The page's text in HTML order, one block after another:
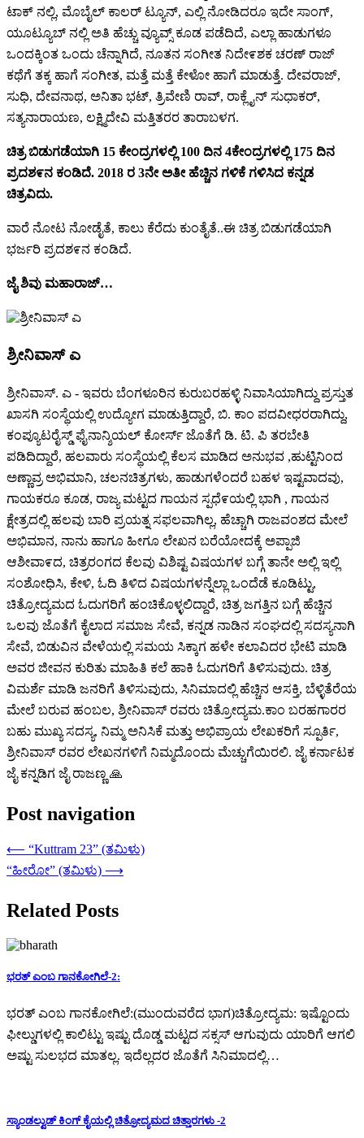
ಟಾಕ್ ನಲ್ಲಿ, ಮೊಬೈಲ್ ಕಾಲರ್ ಟ್ಯೂನ್, ಎಲ್ಲಿ ನೋಡಿದರೂ ಇದೇ ಸಾಂಗ್,
ಯೂಟ್ಯೂಬ್ ನಲ್ಲಿ ಅತಿ ಹೆಚ್ಚು ವ್ಯೂವ್ಸ್ ಕೂಡ ಪಡೆದಿದೆ, ಎಲ್ಲಾ ಹಾಡುಗಳೂ
ಒಂದಕ್ಕಿಂತ ಒಂದು ಚೆನ್ನಾಗಿದೆ, ನೂತನ ಸಂಗೀತ ನಿದೇ೯ಶಕ ಚರಣ್ ರಾಜ್
ಕಥೆಗೆ ತಕ್ಕ ಹಾಗೆ ಸಂಗೀತ, ಮತ್ತೆ ಮತ್ತೆ ಕೇಳೋ ಹಾಗೆ ಮಾಡುತ್ತೆ. ದೇವರಾಜ್,
ಸುಧಿ, ದೇವನಾಥ, ಅನಿತಾ ಭಟ್, ತ್ರಿವೇಣಿ ರಾವ್, ರಾಕ್ಲೈನ್ ಸುಧಾಕರ್,
ಸತ್ಯನಾರಾಯಣ, ಲಕ್ಷ್ಮಿದೇವಿ ಮತ್ತಿತರರ ತಾರಾಬಳಗ.
ಚಿತ್ರ ಬಿಡುಗಡೆಯಾಗಿ 15 ಕೇಂದ್ರಗಳಲ್ಲಿ 100 ದಿನ 4ಕೇಂದ್ರಗಳಲ್ಲಿ 175 ದಿನ
ಪ್ರದಶ೯ನ ಕಂಡಿದೆ. 2018 ರ 3ನೇ ಅತೀ ಹೆಚ್ಚಿನ ಗಳಿಕೆ ಗಳಿಸಿದ ಕನ್ನಡ
ಚಿತ್ರವಿದು.
ವಾರೆ ನೋಟ ನೋಡೈತೆ, ಕಾಲು ಕೆರೆದು ಕುಂತೈತೆ..ಈ ಚಿತ್ರ ಬಿಡುಗಡೆಯಾಗಿ
ಭರ್ಜರಿ ಪ್ರದಶ೯ನ ಕಂಡಿದೆ.
ಜೈ ಶಿವು ಮಹಾರಾಜ್…
ಶ್ರೀನಿವಾಸ್ ಎ
ಶ್ರೀನಿವಾಸ್. ಎ - ಇವರು ಬೆಂಗಳೂರಿನ ಕುರುಬರಹಳ್ಳಿ ನಿವಾಸಿಯಾಗಿದ್ದು ಪ್ರಸ್ತುತ
ಖಾಸಗಿ ಸಂಸ್ಥೆಯಲ್ಲಿ ಉದ್ಯೋಗ ಮಾಡುತ್ತಿದ್ದಾರೆ, ಬಿ. ಕಾಂ ಪದವೀಧರರಾಗಿದ್ದು,
ಕಂಪ್ಯೂಟರೈಸ್ಡ್ ಫೈನಾನ್ಶಿಯಲ್ ಕೋರ್ಸ್ ಜೊತೆಗೆ ಡಿ. ಟಿ. ಪಿ ತರಬೇತಿ
ಪಡಿದಿದ್ದಾರೆ, ಹಲವಾರು ಸಂಸ್ಥೆಯಲ್ಲಿ ಕೆಲಸ ಮಾಡಿದ ಅನುಭವ ,ಹುಟ್ಟಿನಿಂದ
ಅಣ್ಣಾವ್ರ ಅಭಿಮಾನಿ, ಚಲನಚಿತ್ರಗಳು, ಹಾಡುಗಳೆಂದರೆ ಬಹಳ ಇಷ್ಟವಾದವು,
ಗಾಯಕರೂ ಕೂಡ, ರಾಜ್ಯ ಮಟ್ಟದ ಗಾಯನ ಸ್ಪಧೆ೯ಯಲ್ಲಿ ಭಾಗಿ , ಗಾಯನ
ಕ್ಷೇತ್ರದಲ್ಲಿ ಹಲವು ಬಾರಿ ಪ್ರಯತ್ನ ಸಫಲವಾಗಿಲ್ಲ, ಹೆಚ್ಚಾಗಿ ರಾಜವಂಶದ ಮೇಲೆ
ಅಭಿಮಾನ, ನಾನು ಹಾಗೂ ಹೀಗೂ ಲೇಖನ ಬರೆಯೋದಕ್ಕೆ ಅಪ್ಪಾಜಿ
ಆಶೀವಾ೯ದ, ಚಿತ್ರರಂಗದ ಕೆಲವು ವಿಶಿಷ್ಟ ವಿಷಯಗಳ ಬಗ್ಗೆ ತಾನೇ ಅಲ್ಲಿ ಇಲ್ಲಿ
ಸಂಶೋಧಿಸಿ, ಕೇಳಿ, ಓದಿ ತಿಳಿದ ವಿಷಯಗಳನ್ನೆಲ್ಲಾ ಒಂದೆಡೆ ಕೂಡಿಟ್ಟು,
ಚಿತ್ರೋದ್ಯಮದ ಓದುಗರಿಗೆ ಹಂಚಿಕೊಳ್ಳಲಿದ್ದಾರೆ, ಚಿತ್ರ ಜಗತ್ತಿನ ಬಗ್ಗೆ ಹೆಚ್ಚಿನ
ಒಲವು ಜೊತೆಗೆ ಕೈಲಾದ ಸಮಾಜ ಸೇವೆ, ಕನ್ನಡ ನಾಡಿನ ಸಂಘದಲ್ಲಿ ಸದಸ್ಯನಾಗಿ
ಸೇವೆ, ಬಿಡುವಿನ ವೇಳೆಯಲ್ಲಿ ಸಮಯ ಸಿಕ್ಕಾಗ ಹಳೇ ಕಲಾವಿದರ ಭೇಟಿ ಮಾಡಿ
ಅವರ ಜೀವನ ಕುರಿತು ಮಾಹಿತಿ ಕಲೆ ಹಾಕಿ ಓದುಗರಿಗೆ ತಿಳಿಸುವುದು. ಚಿತ್ರ
ವಿಮರ್ಶೆ ಮಾಡಿ ಜನರಿಗೆ ತಿಳಿಸುವುದು, ಸಿನಿಮಾದಲ್ಲಿ ಹೆಚ್ಚಿನ ಆಸಕ್ತಿ, ಬೆಳ್ಳಿತೆರೆಯ
ಮೇಲೆ ಬರುವ ಹಂಬಲ, ಶ್ರೀನಿವಾಸ್ ರವರು ಚಿತ್ರೋದ್ಯಮ.ಕಾಂ ಬರಹಗಾರರ
ಬಹು ಮುಖ್ಯ ಸದಸ್ಯ, ನಿಮ್ಮ ಅನಿಸಿಕೆ ಮತ್ತು ಅಭಿಪ್ರಾಯ ಲೇಖಕರಿಗೆ ಸ್ಪೂರ್ತಿ,
ಶ್ರೀನಿವಾಸ್ ರವರ ಲೇಖನಗಳಿಗೆ ನಿಮ್ಮದೊಂದು ಮೆಚ್ಚುಗೆಯಿರಲಿ. ಜೈ ಕರ್ನಾಟಕ
ಜೈ ಕನ್ನಡಿಗ ಜೈ ರಾಜಣ್ಣ 🙏
Post navigation
⟵ “Kuttram 23” (ತಮಿಳು)
“ಹೀರೋ” (ತಮಿಳು) ⟶
Related Posts
ಭರತ್ ಎಂಬ ಗಾನಕೋಗಿಲೆ-2:
ಭರತ್ ಎಂಬ ಗಾನಕೋಗಿಲೆ:(ಮುಂದುವರೆದ ಭಾಗ)ಚಿತ್ರೋದ್ಯಮ: ಇಷ್ಟೊಂದು
ಫೀಲ್ಡುಗಳಲ್ಲಿ ಕಾಲಿಟ್ಟು ಇಷ್ಟು ದೊಡ್ಡ ಮಟ್ಟದ ಸಕ್ಸಸ್ ಆಗುವುದು ಯಾರಿಗೆ ಆಗಲಿ
ಅಷ್ಟು ಸುಲಭದ ಮಾತಲ್ಲ. ಇದೆಲ್ಲದರ ಜೊತೆಗೆ ಸಿನಿಮಾದಲ್ಲಿ…
ಸ್ಯಾಂಡಲ್ವುಡ್ ಕಿಂಗ್ ಕೈಯಲ್ಲಿ ಚಿತ್ರೋದ್ಯಮದ ಚಿತ್ತಾರಗಳು -2